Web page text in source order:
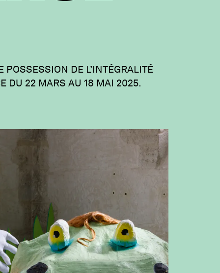
DE L’INTÉGRALITÉ
DU 22 MARS AU 18 MAI 2025.